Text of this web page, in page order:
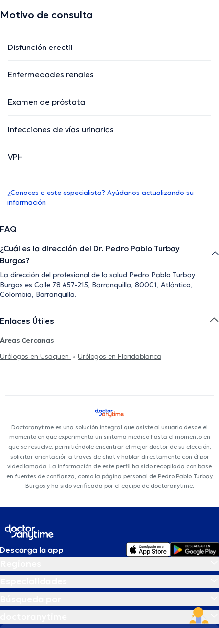
Motivo de consulta
Disfunción erectil
Enfermedades renales
Examen de próstata
Infecciones de vías urinarias
VPH
¿Conoces a este especialista? Ayúdanos actualizando su
información
FAQ
¿Cuál es la dirección del Dr. Pedro Pablo Turbay
Burgos?
La dirección del profesional de la salud Pedro Pablo Turbay
Burgos es Calle 78 #57-215, Barranquilla, 80001, Atlántico,
Colombia, Barranquilla.
Enlaces Útiles
Áreas Cercanas
Urólogos en Usaquen
Urólogos en Floridablanca
Doctoranytime es una solución integral que asiste al usuario desde el
momento en que experimenta un síntoma médico hasta el momento en
que se resuelve, permitiéndole encontrar el mejor doctor de su elección,
solicitar orientación a través de chat y hablar directamente con él por
videollamada. La información de este perfil ha sido recopilada con base
en fuentes de confianza, como la página personal de Pedro Pablo Turbay
Burgos y ha sido verificada por el equipo de doctoranytime.
Descarga la app